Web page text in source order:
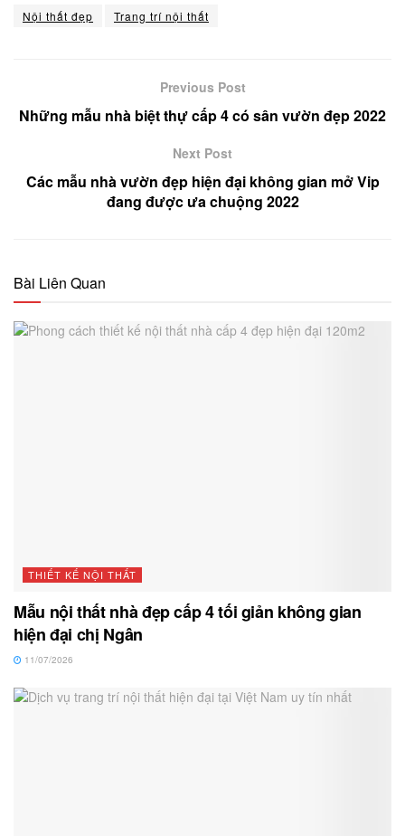
Nội thất đẹp
Trang trí nội thất
Previous Post
Những mẫu nhà biệt thự cấp 4 có sân vườn đẹp 2022
Next Post
Các mẫu nhà vườn đẹp hiện đại không gian mở Vip
đang được ưa chuộng 2022
Bài Liên Quan
THIẾT KẾ NỘI THẤT
Mẫu nội thất nhà đẹp cấp 4 tối giản không gian
hiện đại chị Ngân
11/07/2026